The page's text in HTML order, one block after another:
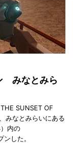
みなとみら
SUNSET OF
みなとみらいにある
内の
した。